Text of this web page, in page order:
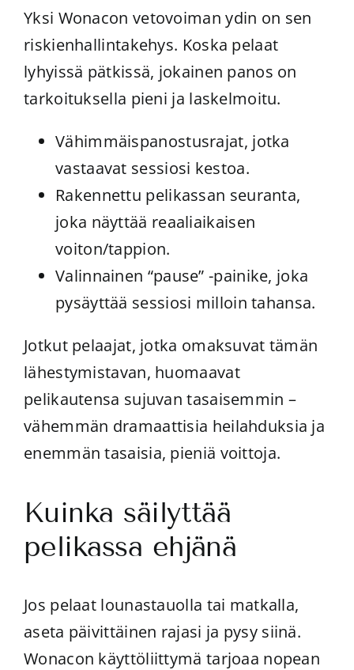
Yksi Wonacon vetovoiman ydin on sen
riskienhallintakehys. Koska pelaat
lyhyissä pätkissä, jokainen panos on
tarkoituksella pieni ja laskelmoitu.
Vähimmäispanostusrajat, jotka
vastaavat sessiosi kestoa.
Rakennettu pelikassan seuranta,
joka näyttää reaaliaikaisen
voiton/tappion.
Valinnainen “pause” -painike, joka
pysäyttää sessiosi milloin tahansa.
Jotkut pelaajat, jotka omaksuvat tämän
lähestymistavan, huomaavat
pelikautensa sujuvan tasaisemmin –
vähemmän dramaattisia heilahduksia ja
enemmän tasaisia, pieniä voittoja.
Kuinka säilyttää
pelikassa ehjänä
Jos pelaat lounastauolla tai matkalla,
aseta päivittäinen rajasi ja pysy siinä.
Wonacon käyttöliittymä tarjoaa nopean